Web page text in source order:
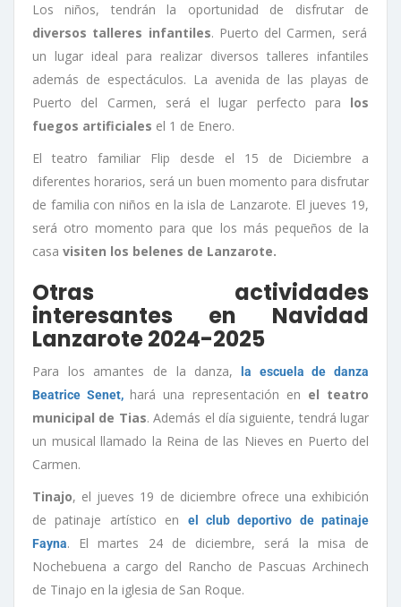
Los niños, tendrán la oportunidad de disfrutar de
diversos talleres infantiles. Puerto del Carmen, será
un lugar ideal para realizar diversos talleres infantiles
además de espectáculos. La avenida de las playas de
Puerto del Carmen, será el lugar perfecto para los
fuegos artificiales el 1 de Enero.
El teatro familiar Flip desde el 15 de Diciembre a
diferentes horarios, será un buen momento para disfrutar
de familia con niños en la isla de Lanzarote. El jueves 19,
será otro momento para que los más pequeños de la
casa visiten los belenes de Lanzarote.
Otras actividades
interesantes en Navidad
Lanzarote 2024-2025
Para los amantes de la danza, la escuela de danza
Beatrice Senet, hará una representación en el teatro
municipal de Tias. Además el día siguiente, tendrá lugar
un musical llamado la Reina de las Nieves en Puerto del
Carmen.
Tinajo, el jueves 19 de diciembre ofrece una exhibición
de patinaje artístico en
el club deportivo de patinaje
Fayna. El martes 24 de diciembre, será la misa de
Nochebuena a cargo del Rancho de Pascuas Archinech
de Tinajo en la iglesia de San Roque.